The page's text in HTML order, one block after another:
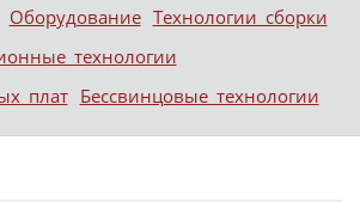
Оборудование Технологии сборки
технологии
плат Бессвинцовые технологии